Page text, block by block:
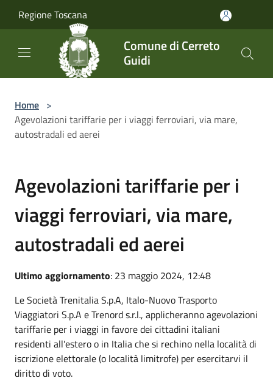
Regione Toscana
Comune di Cerreto
Guidi
Home >
Agevolazioni tariffarie per i viaggi ferroviari, via mare,
autostradali ed aerei
Agevolazioni tariffarie per i
viaggi ferroviari, via mare,
autostradali ed aerei
Ultimo aggiornamento: 23 maggio 2024, 12:48
Le Società Trenitalia S.p.A, Italo-Nuovo Trasporto
Viaggiatori S.p.A e Trenord s.r.l., applicheranno agevolazioni
tariffarie per i viaggi in favore dei cittadini italiani
residenti all'estero o in Italia che si rechino nella località di
iscrizione elettorale (o località limitrofe) per esercitarvi il
diritto di voto.